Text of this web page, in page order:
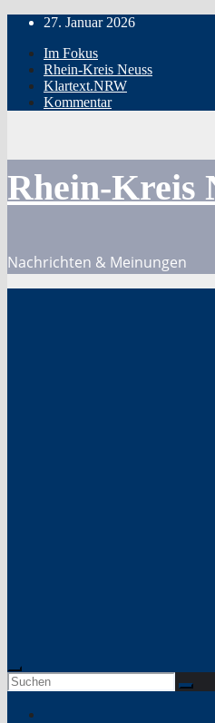
Zum
springen
27. Januar 2026
Im Fokus
Rhein-Kreis Neuss
Klartext.NRW
Kommentar
Rhein-Kreis
Nachrichten & Meinungen